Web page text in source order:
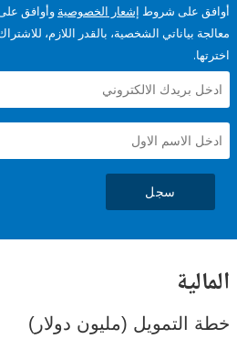
شروطإشعار الخصوصيةوأوافق على كيف تتم
الشخصية، بالقدر اللازم، للاشتراك في
(مليون دولار)